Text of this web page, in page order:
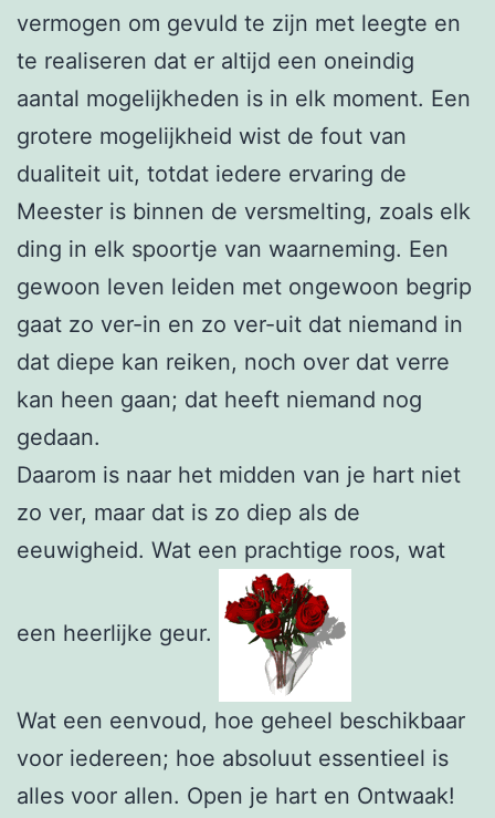
vermogen om gevuld te zijn met leegte en
te realiseren dat er altijd een oneindig
aantal mogelijkheden is in elk moment. Een
grotere mogelijkheid wist de fout van
dualiteit uit, totdat iedere ervaring de
Meester is binnen de versmelting, zoals elk
ding in elk spoortje van waarneming. Een
gewoon leven leiden met ongewoon begrip
gaat zo ver-in en zo ver-uit dat niemand in
dat diepe kan reiken, noch over dat verre
kan heen gaan; dat heeft niemand nog
gedaan.
Daarom is naar het midden van je hart niet
zo ver, maar dat is zo diep als de
eeuwigheid. Wat een prachtige roos, wat
een heerlijke geur.
Wat een eenvoud, hoe geheel beschikbaar
voor iedereen; hoe absoluut essentieel is
alles voor allen. Open je hart en Ontwaak!